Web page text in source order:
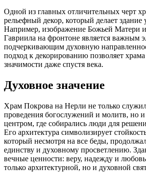
Одной из главных отличительных черт
рельефный декор, который делает
Например, изображение Божьей Матери
Гавриила на фронтоне является важным
подчеркивающим духовную
подход к декорированию позволяет храма
значимости даже спустя века.
Духовное значение
Храм Покрова на Нерли не только
проведения богослужений и молитв, но
центром, где собирались люди для
Его архитектура символизирует
который несмотря на все беды,
единству и духовному просветлению.
вечные ценности: веру, надежду и
только архитектурной, но и духовной